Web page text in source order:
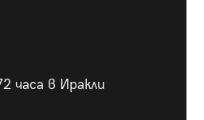
часа в Иракли